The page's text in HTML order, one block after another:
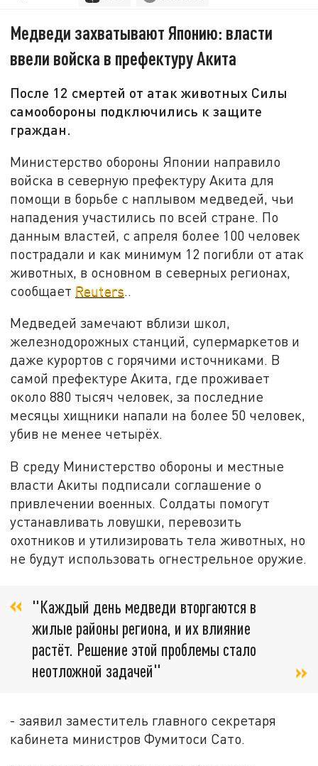
Медведи захватывают Японию: власти
ввели войска в префектуру Акита
После 12 смертей от атак животных Силы
самообороны подключились к защите
граждан.
Министерство обороны Японии направило
войска в северную префектуру Акита для
помощи в борьбе с наплывом медведей, чьи
нападения участились по всей стране. По
данным властей, с апреля более 100 человек
пострадали и как минимум 12 погибли от атак
животных, в основном в северных регионах,
сообщает Reuters..
Медведей замечают вблизи школ,
железнодорожных станций, супермаркетов и
даже курортов с горячими источниками. В
самой префектуре Акита, где проживает
около 880 тысяч человек, за последние
месяцы хищники напали на более 50 человек,
убив не менее четырёх.
В среду Министерство обороны и местные
власти Акиты подписали соглашение о
привлечении военных. Солдаты помогут
устанавливать ловушки, перевозить
охотников и утилизировать тела животных, но
не будут использовать огнестрельное оружие.
"Каждый день медведи вторгаются в
жилые районы региона, и их влияние
растёт. Решение этой проблемы стало
неотложной задачей"
- заявил заместитель главного секретаря
кабинета министров Фумитоси Сато.